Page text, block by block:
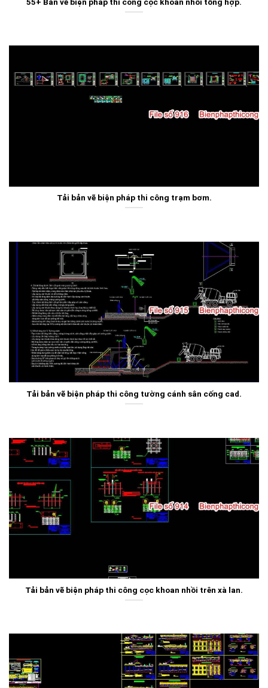
Tải bản vẽ biện pháp thi công trạm bơm.
Tải bản vẽ biện pháp thi công tường cánh sân cống cad.
Tải bản vẽ biện pháp thi công cọc khoan nhồi trên xà lan.